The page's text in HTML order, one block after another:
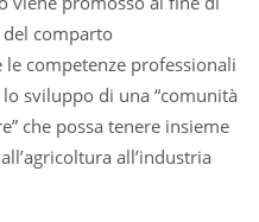
del comparto
competenze professionali
sviluppo di una “comunità
che possa tenere insieme
all’industria